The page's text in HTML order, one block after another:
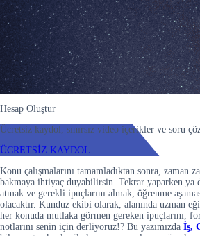
Hesap Oluştur
Ücretsiz kaydol, sınırsız video içerikler ve soru
ÜCRETSİZ KAYDOL
Konu çalışmalarını tamamladıktan sonra, zaman
bakmaya ihtiyaç duyabilirsin. Tekrar yaparken ya
atmak ve gerekli ipuçlarını almak, öğrenme
olacaktır. Kunduz ekibi olarak, alanında uzman
her konuda mutlaka görmen gereken ipuçlarını,
notlarını senin için derliyoruz!? Bu yazımızda İş,